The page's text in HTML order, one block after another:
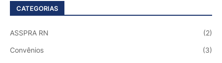
CATEGORIAS
ASSPRA RN (2)
Convênios (3)